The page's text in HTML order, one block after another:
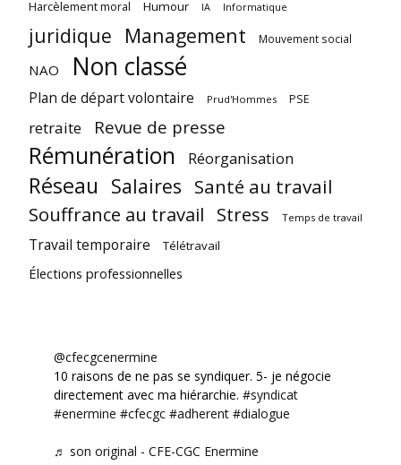
Harcèlement moral Humour IA Informatique
juridique Management Mouvement social
NAO Non classé
Plan de départ volontaire Prud'Hommes PSE
retraite Revue de presse
Rémunération Réorganisation
Réseau Salaires Santé au travail
Souffrance au travail Stress Temps de travail
Travail temporaire Télétravail
Élections professionnelles
@cfecgcenermine
10 raisons de ne pas se syndiquer. 5- je négocie
directement avec ma hiérarchie. #syndicat
#enermine #cfecgc #adherent #dialogue
♬ son original - CFE-CGC Enermine